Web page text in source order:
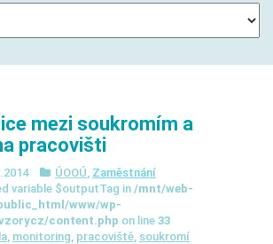
mezi soukromím a
pracovišti
ÚOOÚ, Zaměstnání
variable $outputTag in /mnt/web-
www/wp-
content.php on line 33
, monitoring, pracoviště, soukromí